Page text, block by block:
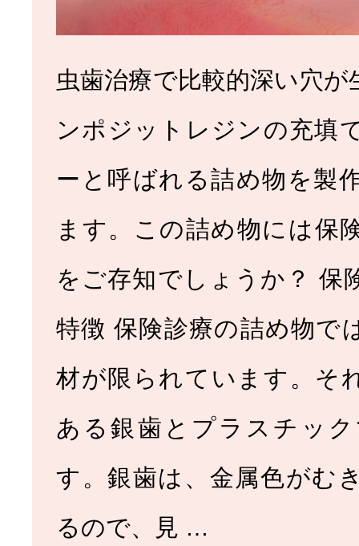
虫歯治療で比較的深い穴
ンポジットレジンの充填
ーと呼ばれる詰め物を製
ます。この詰め物には保
をご存知でしょうか？ 保
特徴 保険診療の詰め物で
材が限られています。そ
ある銀歯とプラスチッ
す。銀歯は、金属色がむ
るので、見 …